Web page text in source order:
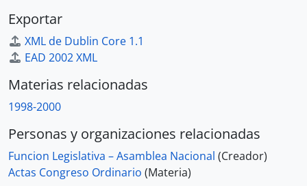
Exportar
XML de Dublin Core 1.1
EAD 2002 XML
Materias relacionadas
1998-2000
Personas y organizaciones relacionadas
Funcion Legislativa – Asamblea Nacional (Creador)
Actas Congreso Ordinario (Materia)